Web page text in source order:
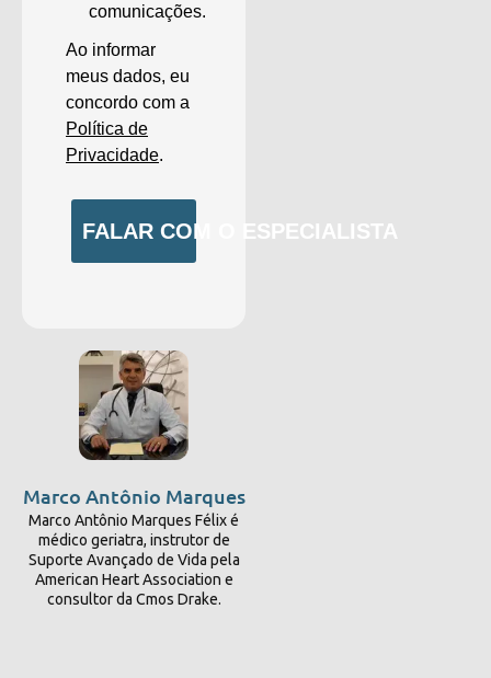
comunicações.
Ao informar
meus dados, eu
concordo com a
Política de
Privacidade.
FALAR COM O ESPECIALISTA
Marco Antônio Marques
Marco Antônio Marques Félix é
médico geriatra, instrutor de
Suporte Avançado de Vida pela
American Heart Association e
consultor da Cmos Drake.